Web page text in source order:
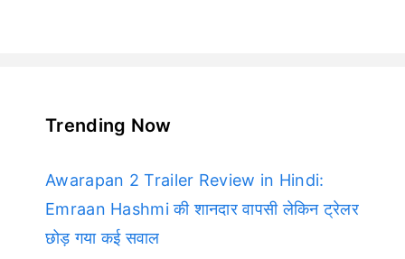
Trending Now
Awarapan 2 Trailer Review in Hindi:
Emraan Hashmi की शानदार वापसी लेकिन ट्रेलर
छोड़ गया कई सवाल